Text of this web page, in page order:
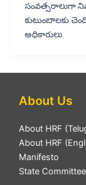
సంవత్సరాలుగా
కుటుంబాలకు
అధికారులు
About Us
About HRF
About HRF
Manifesto
State